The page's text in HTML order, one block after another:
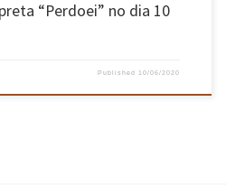
“Perdoei” no dia 10
Published 10/06/2020